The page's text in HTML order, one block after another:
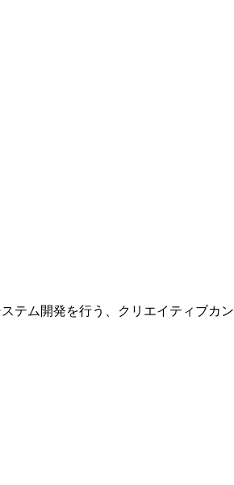
テム開発を行う、 クリエイティブカ